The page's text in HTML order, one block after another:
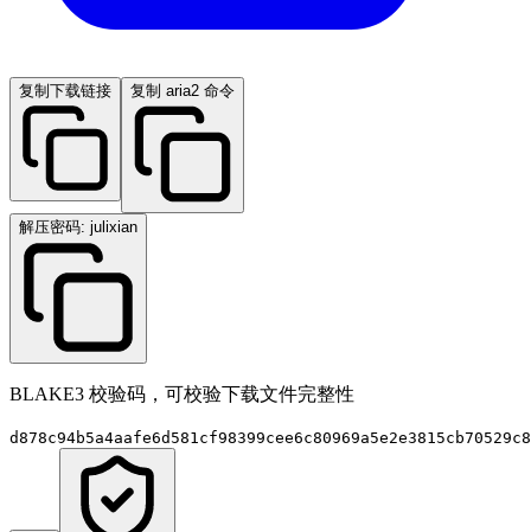
复制下载链接 复制 aria2 命令
解压密码: julixian
BLAKE3 校验码，可校验下载文件完整性